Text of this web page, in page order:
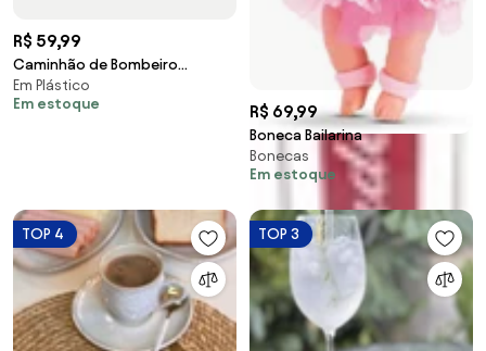
R$ 59,99
Caminhão de Bombeiro
Combate
Em Plástico
Em estoque
R$ 69,99
Boneca Bailarina
Bonecas
Em estoque
TOP 4 TOP 3